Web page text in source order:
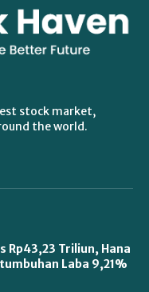
stock market,
the world.
Rp43,23 Triliun, Hana
Laba 9,21%